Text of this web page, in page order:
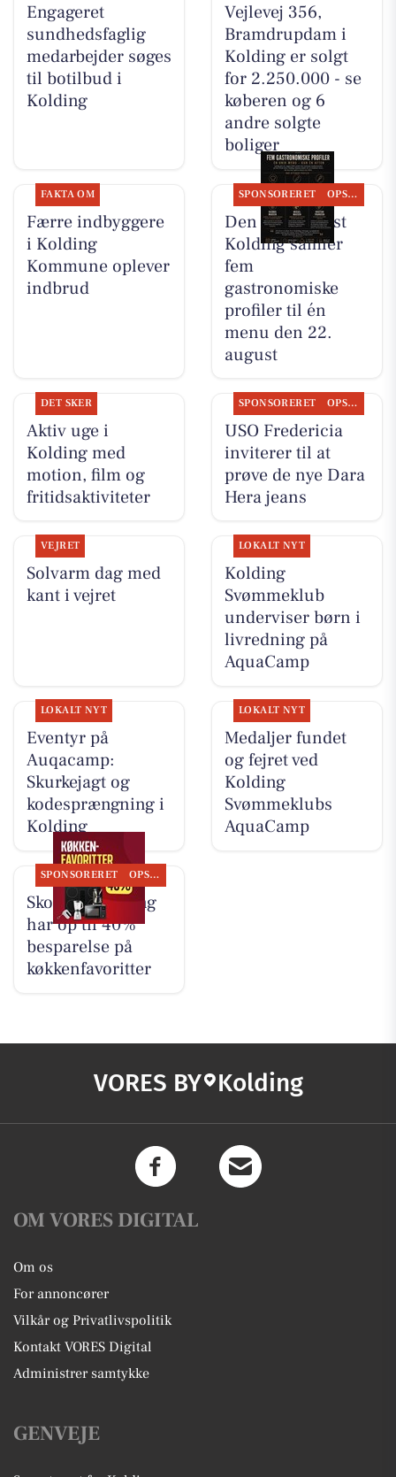
Engageret
sundhedsfaglig
medarbejder søges
til botilbud i
Kolding
Vejlevej 356,
Bramdrupdam i
Kolding er solgt
for 2.250.000 - se
køberen og 6
andre solgte
boliger
FAKTA OM
Færre indbyggere
i Kolding
Kommune oplever
indbrud
SPONSORERET OPSLAGSTAVLEN
Den Hvide Hest
Kolding samler
fem
gastronomiske
profiler til én
menu den 22.
august
DET SKER
Aktiv uge i
Kolding med
motion, film og
fritidsaktiviteter
SPONSORERET OPSLAGSTAVLEN
USO Fredericia
inviterer til at
prøve de nye Dara
Hera jeans
VEJRET
Solvarm dag med
kant i vejret
LOKALT NYT
Kolding
Svømmeklub
underviser børn i
livredning på
AquaCamp
LOKALT NYT
Eventyr på
Auqacamp:
Skurkejagt og
kodesprængning i
Kolding
LOKALT NYT
Medaljer fundet
og fejret ved
Kolding
Svømmeklubs
AquaCamp
SPONSORERET OPSLAGSTAVLEN
Skousen Kolding
har op til 40%
besparelse på
køkkenfavoritter
VORES BY Kolding
OM VORES DIGITAL
Om os
For annoncører
Vilkår og Privatlivspolitik
Kontakt VORES Digital
Administrer samtykke
GENVEJE